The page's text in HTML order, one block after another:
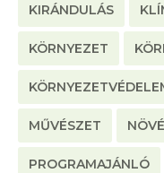
KIRÁNDULÁS
KÖRNYEZET
MŰVÉSZET
PROGRAMAJÁNLÓ